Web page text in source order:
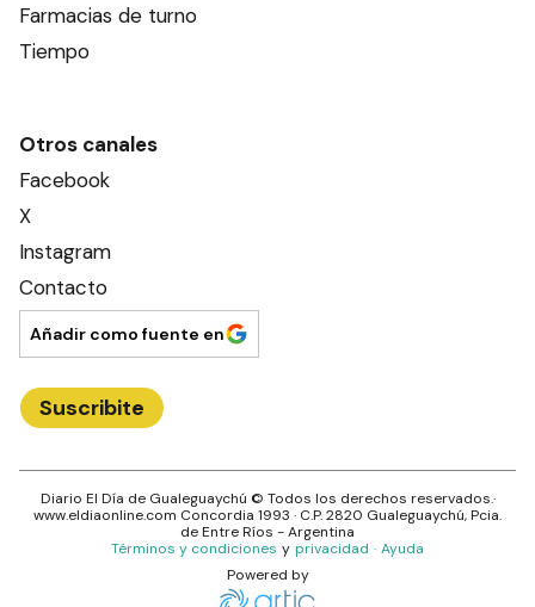
Farmacias de turno
Tiempo
Otros canales
Facebook
X
Instagram
Contacto
Añadir como fuente en
Suscribite
Diario El Día de Gualeguaychú © Todos los derechos reservados.·
www.eldiaonline.com Concordia 1993 · C.P.2820 Gualeguaychú, Pcia.
deEntre Ríos - Argentina
Términos y condiciones y privacidad · Ayuda
Powered by